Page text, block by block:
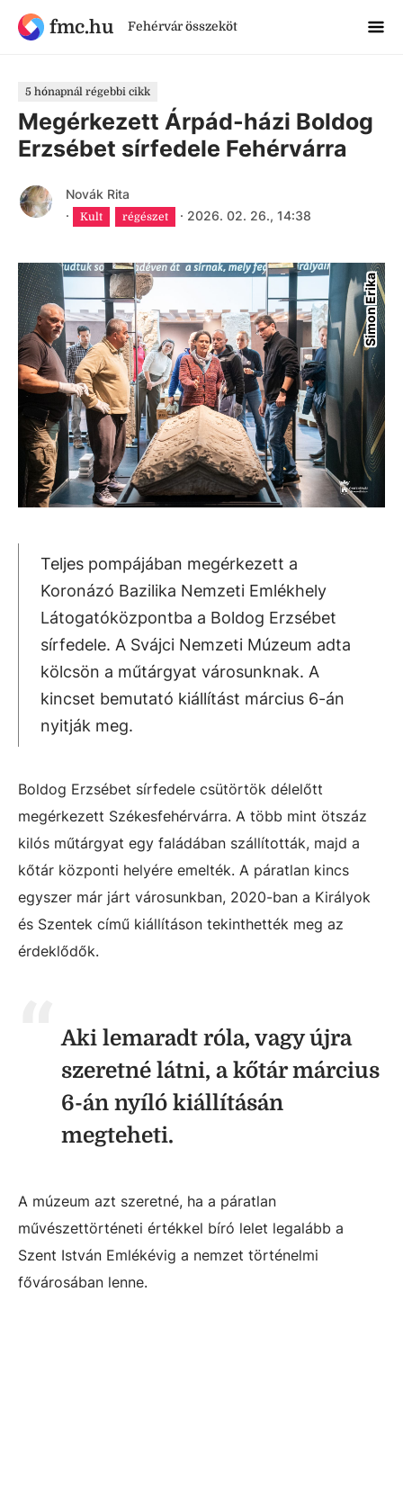
fmc.hu Fehérvár összeköt
5 hónapnál régebbi cikk
Megérkezett Árpád-házi Boldog
Erzsébet sírfedele Fehérvárra
Novák Rita
·
Kult régészet · 2026. 02. 26., 14:38
Simon Erika
Teljes pompájában megérkezett a
Koronázó Bazilika Nemzeti Emlékhely
Látogatóközpontba a Boldog Erzsébet
sírfedele. A Svájci Nemzeti Múzeum adta
kölcsön a műtárgyat városunknak. A
kincset bemutató kiállítást március 6-án
nyitják meg.
Boldog Erzsébet sírfedele csütörtök délelőtt
megérkezett Székesfehérvárra. A több mint ötszáz
kilós műtárgyat egy faládában szállították, majd a
kőtár központi helyére emelték. A páratlan kincs
egyszer már járt városunkban, 2020-ban a Királyok
és Szentek című kiállításon tekinthették meg az
érdeklődők.
Aki lemaradt róla, vagy újra
szeretné látni, a kőtár március
6-án nyíló kiállításán
megteheti.
A múzeum azt szeretné, ha a páratlan
művészettörténeti értékkel bíró lelet legalább a
Szent István Emlékévig a nemzet történelmi
fővárosában lenne.